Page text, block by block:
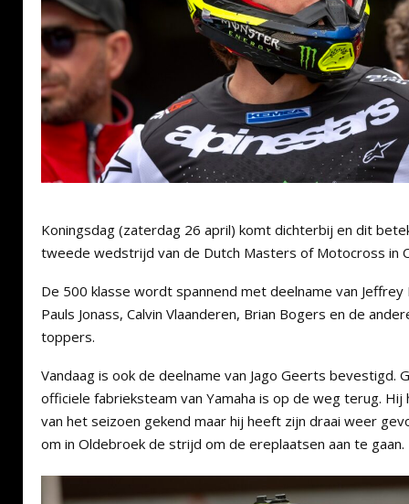
Koningsdag (zaterdag 26 april) komt dichterbij en dit
tweede wedstrijd van de Dutch Masters of Motocross in
De 500 klasse wordt spannend met deelname van Jeffrey
Pauls Jonass, Calvin Vlaanderen, Brian Bogers en de
toppers.
Vandaag is ook de deelname van Jago Geerts bevestigd.
officiele fabrieksteam van Yamaha is op de weg terug.
van het seizoen gekend maar hij heeft zijn draai weer
om in Oldebroek de strijd om de ereplaatsen aan te gaan.